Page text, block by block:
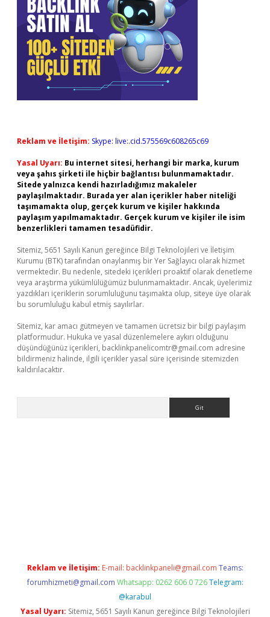
Reklam ve İletişim: Skype: live:.cid.575569c608265c69
Yasal Uyarı: Bu internet sitesi, herhangi bir marka, kurum
veya şahıs şirketi ile hiçbir bağlantısı bulunmamaktadır.
Sitede yalnızca kendi hazırladığımız makaleler
paylaşılmaktadır. Burada yer alan içerikler haber niteliği
taşımamakta olup, gerçek kurum ve kişiler hakkında
paylaşım yapılmamaktadır. Gerçek kurum ve kişiler ile isim
benzerlikleri tamamen tesadüfidir.
Sitemiz, 5651 Sayılı Kanun gereğince Bilgi Teknolojileri ve İletişim
Kurumu (BTK) tarafından onaylanmış bir Yer Sağlayıcı olarak hizmet
vermektedir. Bu nedenle, sitedeki içerikleri proaktif olarak denetleme
veya araştırma yükümlülüğümüz bulunmamaktadır. Ancak, üyelerimiz
yazdıkları içeriklerin sorumluluğunu taşımakta olup, siteye üye olarak
bu sorumluluğu kabul etmiş sayılırlar.
Sitemiz, kar amacı gütmeyen ve tamamen ücretsiz bir bilgi paylaşım
platformudur. Hukuka ve yasal düzenlemelere aykırı olduğunu
düşündüğünüz içerikleri, backlinkpanelicomtr@gmail.com adresine
bildirmeniz halinde, ilgili içerikler yasal süre içerisinde sitemizden
kaldırılacaktır.
Reklam ve İletişim: E-mail: backlinkpaneli@gmail.com Teams:
forumhizmeti@gmail.com Whatsapp: 0262 606 0 726 Telegram:
@karabul
Yasal Uyarı: Sitemiz, 5651 Sayılı Kanun gereğince Bilgi Teknolojileri